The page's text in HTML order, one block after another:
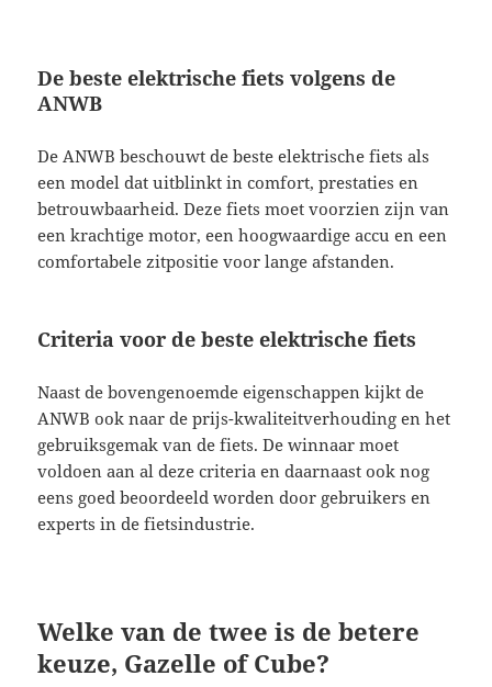
De beste elektrische fiets volgens de
ANWB
De ANWB beschouwt de beste elektrische fiets als
een model dat uitblinkt in comfort, prestaties en
betrouwbaarheid. Deze fiets moet voorzien zijn van
een krachtige motor, een hoogwaardige accu en een
comfortabele zitpositie voor lange afstanden.
Criteria voor de beste elektrische fiets
Naast de bovengenoemde eigenschappen kijkt de
ANWB ook naar de prijs-kwaliteitverhouding en het
gebruiksgemak van de fiets. De winnaar moet
voldoen aan al deze criteria en daarnaast ook nog
eens goed beoordeeld worden door gebruikers en
experts in de fietsindustrie.
Welke van de twee is de betere
keuze, Gazelle of Cube?